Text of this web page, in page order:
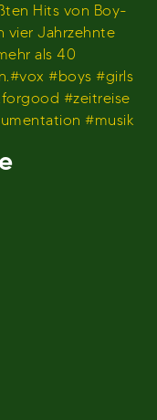
Hits von Boy-
vier Jahrzehnte
als 40
#boys #girls
#zeitreise
#musik